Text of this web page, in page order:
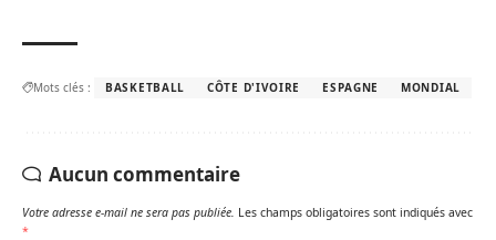
Mots clés : BASKETBALL CÔTE D'IVOIRE ESPAGNE MONDIAL
Aucun commentaire
Votre adresse e-mail ne sera pas publiée. Les champs obligatoires sont indiqués avec
*